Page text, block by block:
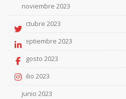
noviembre 2023
octubre 2023
septiembre 2023
agosto 2023
julio 2023
junio 2023